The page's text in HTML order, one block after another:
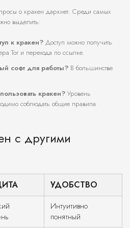
о кракен даркнет. Среди самых
выделить:
к кракен? Доступ можно получить
Tor и перехода по ссылке.
софт для работы? В большинстве
кракен? Уровень
соблюдать общие правила
с другими
УДОБСТВО
Интуитивно
понятный